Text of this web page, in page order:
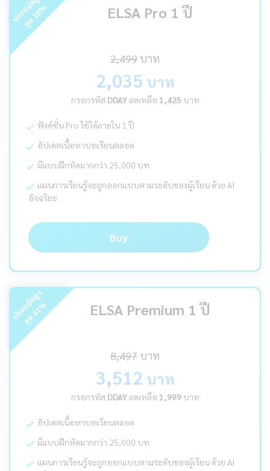
ป
ร
ะ
ห
ยั
ด
สู
ง
สุ
ด
18
% ELSA Pro 1 ปี
2,499 บาท
2,035 บาท
กรอกรหัส DDAYลดเหลือ 1,425 บาท
ฟังค์ชั่น Pro ใช้ได้ภายใน 1 ปี
อัปเดตเนื้อหาบทเรียนตลอด
มีแบบฝึกหัดมากกว่า 25,000 บท
แผนการเรียนรู้จะถูกออกแบบตามระดับของผู้เรียน ด้วย AI
อัจฉริยะ
Buy
ป
ร
ะ
ห
ยั
ด
สู
ง
สุ
ด
61
% ELSA Premium 1 ปี
8,497 บาท
3,512 บาท
กรอกรหัส DDAYลดเหลือ 1,999บาท
อัปเดตเนื้อหาบทเรียนตลอด
มีแบบฝึกหัดมากกว่า 25,000 บท
แผนการเรียนรู้จะถูกออกแบบตามระดับของผู้เรียน ด้วย AI